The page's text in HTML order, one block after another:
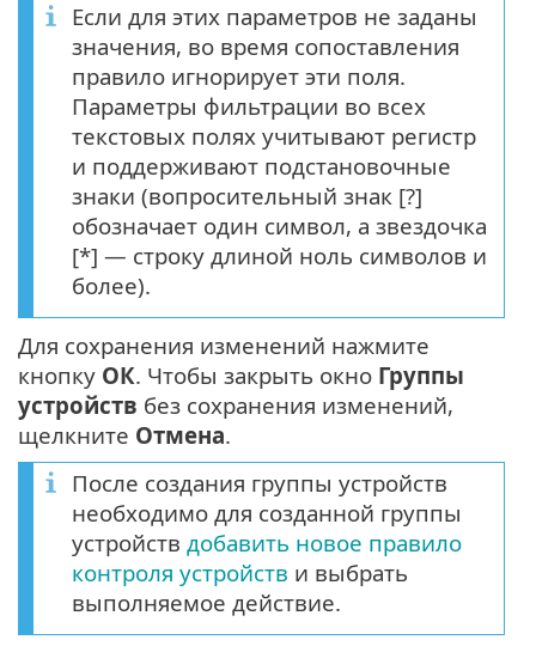
Если для этих параметров не заданы
значения, во время сопоставления
правило игнорирует эти поля.
Параметры фильтрации во всех
текстовых полях учитывают регистр
и поддерживают подстановочные
знаки (вопросительный знак [?]
обозначает один символ, а звездочка
[*] — строку длиной ноль символов и
более).
Для сохранения изменений нажмите
кнопку ОК. Чтобы закрыть окно Группы
устройств без сохранения изменений,
щелкните Отмена.
После создания группы устройств
необходимо для созданной группы
устройств добавить новое правило
контроля устройств и выбрать
выполняемое действие.